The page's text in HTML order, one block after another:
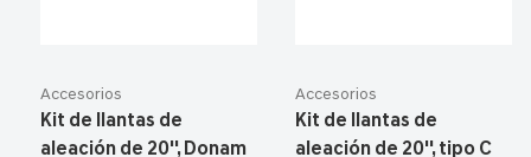
Accesorios
Kit de llantas de
aleación de 20'', Donam
Accesorios
Kit de llantas de
aleación de 20'', tipo C